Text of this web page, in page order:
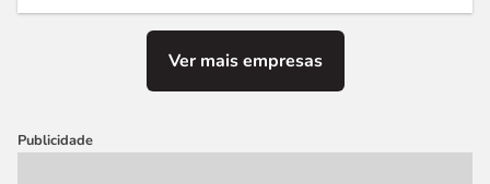
Ver mais empresas
Publicidade